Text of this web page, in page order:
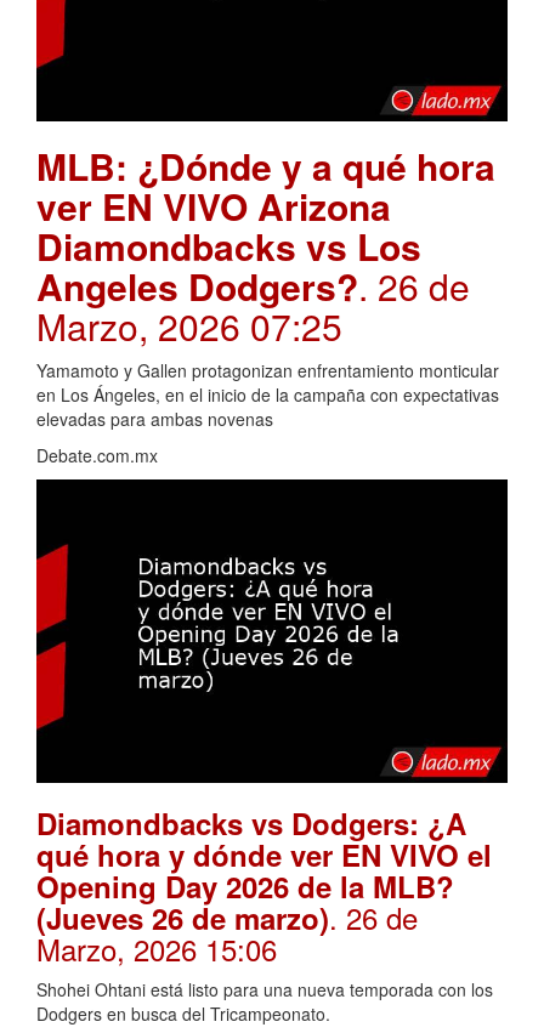
MLB: ¿Dónde y a qué hora
ver EN VIVO Arizona
Diamondbacks vs Los
Angeles Dodgers?. 26 de
Marzo, 2026 07:25
Yamamoto y Gallen protagonizan enfrentamiento monticular
en Los Ángeles, en el inicio de la campaña con expectativas
elevadas para ambas novenas
Debate.com.mx
Diamondbacks vs Dodgers: ¿A
qué hora y dónde ver EN VIVO el
Opening Day 2026 de la MLB?
(Jueves 26 de marzo). 26 de
Marzo, 2026 15:06
Shohei Ohtani está listo para una nueva temporada con los
Dodgers en busca del Tricampeonato.